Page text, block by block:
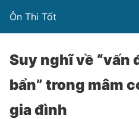
Ôn Thi Tốt
Suy nghĩ về “vấn
bẩn” trong mâm
gia đình